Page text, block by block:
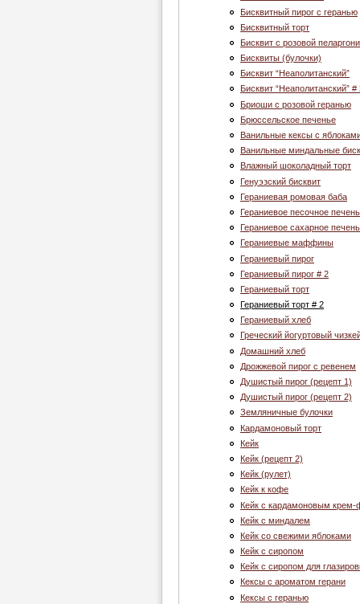
Бисквитный пирог с геранью
Бисквитный торт
Бисквит с розовой
Бисквиты (булочки)
Бисквит “Неаполитанский”
Бисквит “Неаполитанский” #
Бриоши с розовой геранью
Брюссельское печенье
Ванильные кексы с
Ванильные миндальные
Влажный шоколадный торт
Генуэзский бисквит
Гераниевая ромовая баба
Гераниевое песочное
Гераниевое сахарное
Гераниевые маффины
Гераниевый пирог
Гераниевый пирог # 2
Гераниевый торт
Гераниевый торт # 2
Гераниевый хлеб
Греческий йогуртовый
Домашний хлеб
Дрожжевой пирог с ревенем
Душистый пирог (рецепт 1)
Душистый пирог (рецепт 2)
Земляничные булочки
Кардамоновый торт
Кейк
Кейк (рецепт 2)
Кейк (рулет)
Кейк к кофе
Кейк с кардамоновым
Кейк с миндалем
Кейк со свежими яблоками
Кейк с сиропом
Кейк с сиропом для
Кексы с ароматом герани
Кексы с геранью